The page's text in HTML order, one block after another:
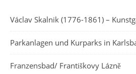
Václav Skalnik (1776-1861) –
Parkanlagen und Kurparks in
Franzensbad/ Františkovy Lázně